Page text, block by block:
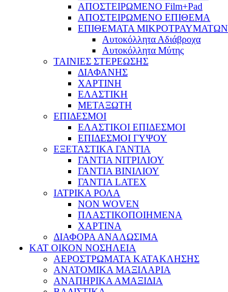
ΑΠΟΣΤΕΙΡΩΜΕΝΟ Film+Pad
ΑΠΟΣΤΕΙΡΩΜΕΝΟ ΕΠΙΘΕΜΑ
ΕΠΙΘΕΜΑΤΑ ΜΙΚΡΟΤΡΑΥΜΑΤΩΝ
Αυτοκόλλητα Αδιάβροχα
Αυτοκόλλητα Μύτης
ΤΑΙΝΙΕΣ ΣΤΕΡΕΩΣΗΣ
ΔΙΑΦΑΝΗΣ
ΧΑΡΤΙΝΗ
ΕΛΑΣΤΙΚΗ
ΜΕΤΑΞΩΤΗ
ΕΠΙΔΕΣΜΟΙ
ΕΛΑΣΤΙΚΟΙ ΕΠΙΔΕΣΜΟΙ
ΕΠΙΔΕΣΜΟΙ ΓΥΨΟΥ
ΕΞΕΤΑΣΤΙΚΑ ΓΑΝΤΙΑ
ΓΑΝΤΙΑ ΝΙΤΡΙΛΙΟΥ
ΓΑΝΤΙΑ ΒΙΝΙΛΙΟΥ
ΓΑΝΤΙΑ LATEX
ΙΑΤΡΙΚΑ ΡΟΛΑ
NON WOVEN
ΠΛΑΣΤΙΚΟΠΟΙΗΜΕΝΑ
ΧΑΡΤΙΝΑ
ΔΙΑΦΟΡΑ ΑΝΑΛΩΣΙΜΑ
ΚΑΤ ΟΙΚΟΝ ΝΟΣΗΛΕΙΑ
ΑΕΡΟΣΤΡΩΜΑΤΑ ΚΑΤΑΚΛΗΣΗΣ
ΑΝΑΤΟΜΙΚΑ ΜΑΞΙΛΑΡΙΑ
ΑΝΑΠΗΡΙΚΑ ΑΜΑΞΙΔΙΑ